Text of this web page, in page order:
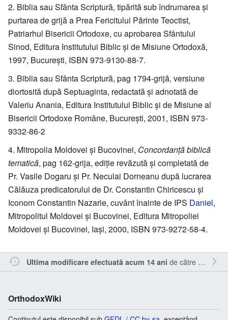
Biblia sau Sfânta Scriptură, tipărită sub îndrumarea şi
purtarea de grijă a Prea Fericitului Părinte Teoctist,
Patriarhul Bisericii Ortodoxe, cu aprobarea Sfântului
Sinod, Editura Institutului Biblic şi de Misiune Ortodoxă,
1997, Bucureşti, ISBN 973-9130-88-7.
Biblia sau Sfânta Scriptură, pag 1794-grijă, versiune
diortosită după Septuaginta, redactată şi adnotată de
Valeriu Anania, Editura Institutului Biblic şi de Misiune al
Bisericii Ortodoxe Române, Bucureşti, 2001, ISBN 973-
9332-86-2
Mitropolia Moldovei şi Bucovinei, Concordanţă biblică
tematică, pag 162-grija, ediţie revăzută şi completată de
Pr. Vasile Dogaru şi Pr. Neculai Dorneanu după lucrarea
Călăuza predicatorului de Dr. Constantin Chiricescu şi
Iconom Constantin Nazarie, cuvânt înainte de IPS Daniel,
Mitropolitul Moldovei şi Bucovinei, Editura Mitropoliei
Moldovei şi Bucovinei, Iaşi, 2000, ISBN 973-9272-58-4.
Ultima modificare efectuată acum 14 ani de către
OrthodoxWiki